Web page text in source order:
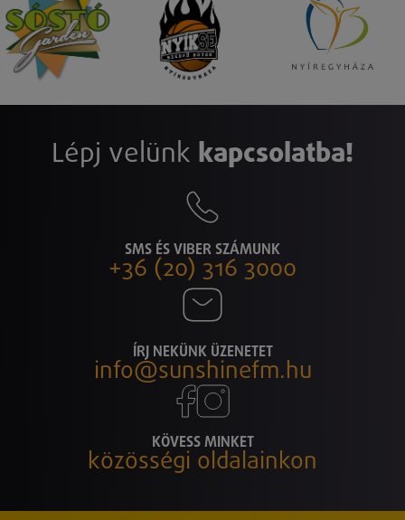
Lépj velünk kapcsolatba!
SMS ÉS VIBER SZÁMUNK
+36 (20) 316 3000
ÍRJ NEKÜNK ÜZENETET
info@sunshinefm.hu
KÖVESS MINKET
közösségi oldalainkon